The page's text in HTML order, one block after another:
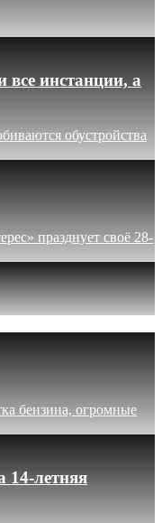
инстанции, а
обустройства
празднует своё 28-
бензина, огромные
14-летняя